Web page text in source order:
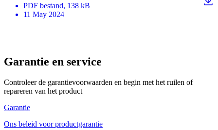
PDF bestand, 138 kB
11 May 2024
Garantie en service
Controleer de garantievoorwaarden en begin met het ruilen of
repareren van het product
Garantie
Ons beleid voor productgarantie